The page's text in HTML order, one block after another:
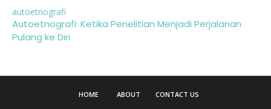
autoetnografi
Autoetnografi: Ketika Penelitian Menjadi Perjalanan
Pulang ke Diri
HOME ABOUT CONTACT US